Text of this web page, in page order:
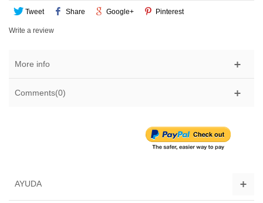
Tweet Share Google+ Pinterest
Write a review
More info
Comments(0)
AYUDA